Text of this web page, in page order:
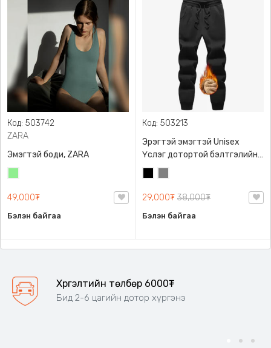
Код: 503742
ZARA
Эмэгтэй боди, ZARA
49,000₮
Бэлэн байгаа
Код: 503213
Эрэгтэй эмэгтэй Unisex
Үслэг дотортой бэлтгэлийн
өмд,
29,000₮ 38,000₮
Бэлэн байгаа
Хүргэлтийн төлбөр 6000₮
Бид 2-6 цагийн дотор хүргэнэ